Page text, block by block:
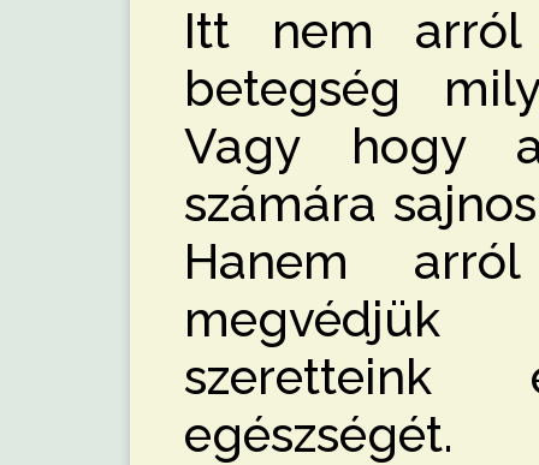
Itt nem
betegség
Vagy hogy
számára
Hanem
egészségét.